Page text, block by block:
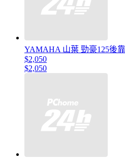
YAMAHA 山葉 勁豪125後
$2,050
$2,050